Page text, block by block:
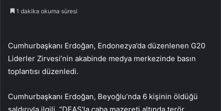
1 dakika okuma süresi
Cumhurbaşkanı Erdoğan, Endonezya’da düzenlenen G20
Liderler Zirvesi’nin akabinde medya merkezinde basın
toplantısı düzenledi.
Cumhurbaşkanı Erdoğan, Beyoğlu’nda 6 kişinin öldüğü